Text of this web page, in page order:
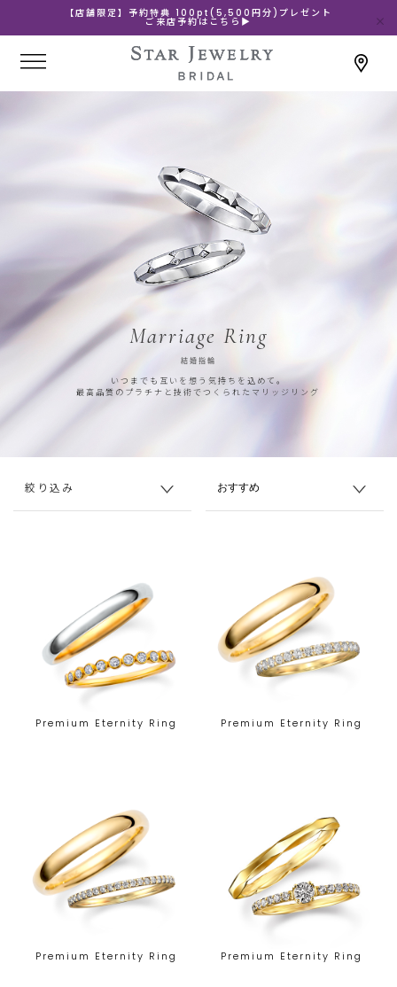
【店舗限定】予約特典 100pt(5,500円分)プレゼント
ご来店予約はこちら▶
Marriage Ring
結婚指輪
いつまでも互いを想う気持ちを込めて。
最高品質のプラチナと技術でつくられたマリッジリング
絞り込み
Premium Eternity Ring Premium Eternity Ring
Premium Eternity Ring Premium Eternity Ring